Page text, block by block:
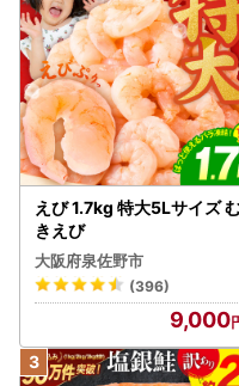
えび 1.7kg 特大5Lサイズ
きえび
大阪府泉佐野市
(396)
9,000